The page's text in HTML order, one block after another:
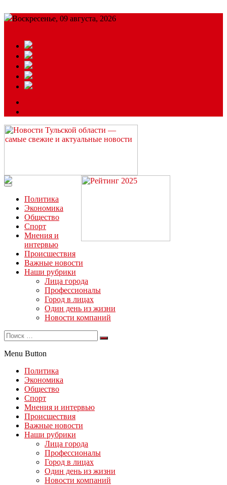
Воскресенье, 09 августа, 2026
Читайте последние новости дня в Тульской области на сайте
“ЗаНовомосковск”
Политика
Экономика
Общество
Спорт
Мнения и
интервью
Происшествия
Важные новости
Наши рубрики
Лица города
Профессионалы
Город в лицах
Один день из жизни
Новости компаний
Menu Button
Политика
Экономика
Общество
Спорт
Мнения и интервью
Происшествия
Важные новости
Наши рубрики
Лица города
Профессионалы
Город в лицах
Один день из жизни
Новости компаний